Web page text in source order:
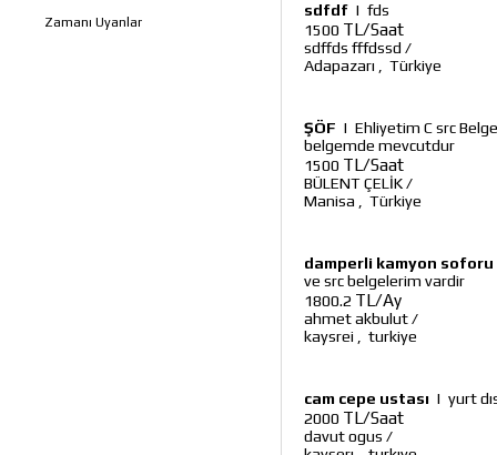
Zamanı Uyanlar
sdfdf | fds
1500 TL/Saat
sdffds fffdssd /
Adapazarı
Türkiye
ŞÖF | Ehliyetim C src
belgemde mevcutdur
1500 TL/Saat
BÜLENT ÇELİK/
Manisa
Türkiye
damperli kamyon soforu
ve src belgelerim vardir
1800.2 TL/Ay
ahmet akbulut/
kaysrei
turkiye
cam cepe ustası | yurt
2000 TL/Saat
davut ogus /